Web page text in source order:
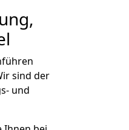
sind der
und